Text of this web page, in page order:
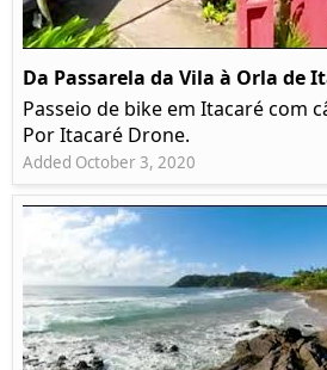
Da Passarela da Vila à Orla de
Passeio de bike em Itacaré com
Por Itacaré Drone.
Added October 3, 2020